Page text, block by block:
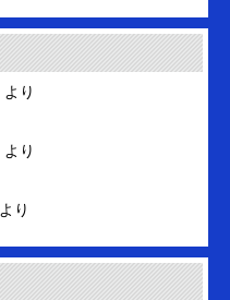
より
より
より